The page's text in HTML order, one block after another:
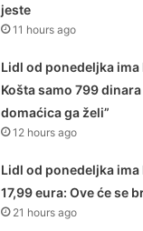
jeste
11 hours ago
Lidl od ponedeljka
Košta samo 799
domaćica ga želi”
12 hours ago
Lidl od ponedeljka
17,99 eura: Ove će se
21 hours ago